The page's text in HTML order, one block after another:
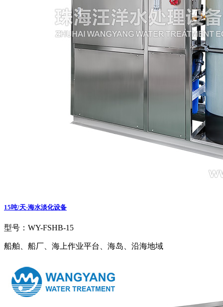
15吨/天-海水淡化设备
型号：WY-FSHB-15
船舶、船厂、海上作业平台、海岛、沿海地域